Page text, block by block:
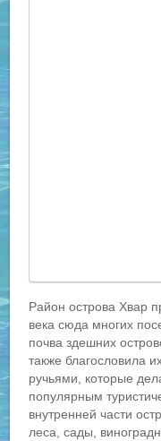
Район острова Хвар
века сюда многих
почва здешних
также благословила
ручьями, которые
популярным
внутренней части
леса, сады,